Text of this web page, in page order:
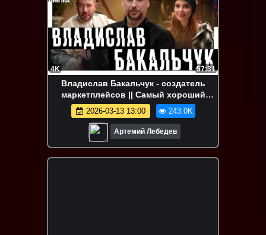
4K 57:31
Владислав Бакальчук - создатель
маркетплейсов || Самый хороший
подкаст
2026-03-13 13:00 243.0K
Артемий Лебедев